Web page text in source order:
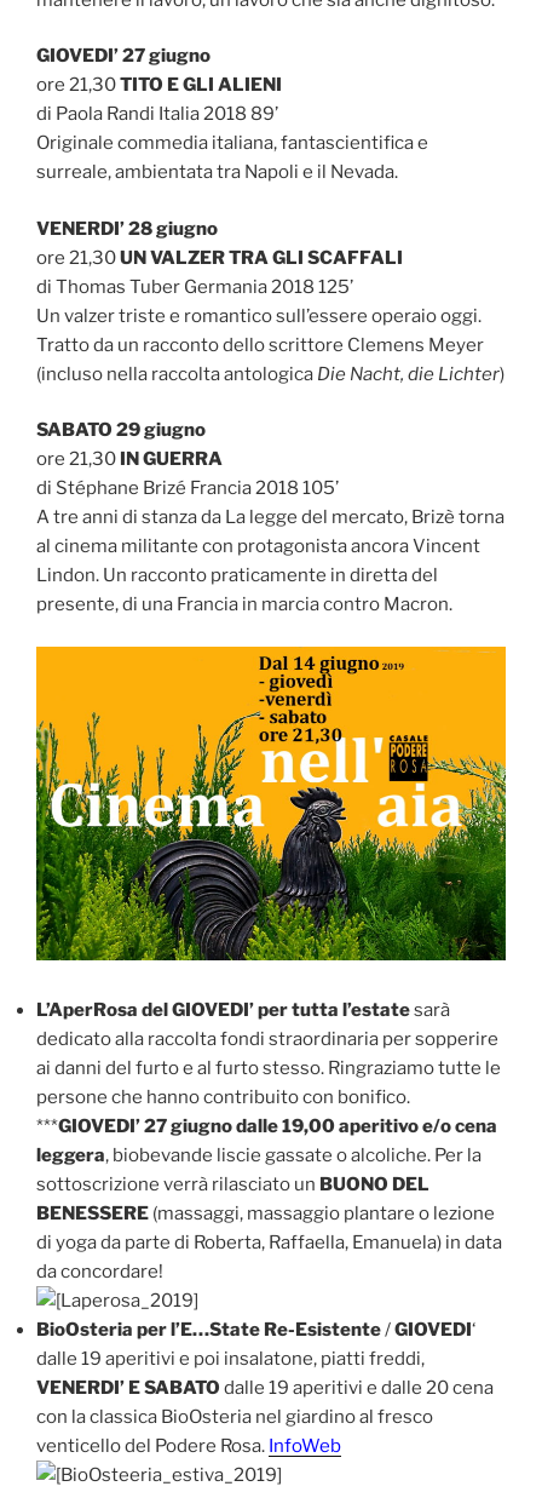
GIOVEDI’ 27 giugno
ore 21,30TITO E GLI ALIENI
di Paola Randi Italia 2018 89’
Originale commedia italiana, fantascientifica e
surreale, ambientata tra Napoli e il Nevada.
VENERDI’ 28 giugno
ore 21,30UN VALZER TRA GLI SCAFFALI
di Thomas Tuber Germania 2018 125’
Un valzer triste e romantico sull’essere operaio oggi.
Tratto da un racconto dello scrittore Clemens Meyer
(incluso nella raccolta antologica Die Nacht, die Lichter)
SABATO 29 giugno
ore 21,30
IN GUERRA
di Stéphane Brizé Francia 2018 105’
A tre anni di stanza da La legge del mercato, Brizè torna
al cinema militante con protagonista ancora Vincent
Lindon. Un racconto praticamente in diretta del
presente, di una Francia in marcia contro Macron.
L’AperRosa del GIOVEDI’ per tutta l’estatesarà
dedicato alla raccolta fondi straordinaria per sopperire
ai danni del furto e al furto stesso. Ringraziamo tutte le
persone che hanno contribuito con bonifico.
***GIOVEDI’ 27 giugno dalle 19,00 aperitivo e/o cena
leggera, biobevande liscie gassate o alcoliche. Per la
sottoscrizione verrà rilasciato un BUONO DEL
BENESSERE (massaggi, massaggio plantare o lezione
di yoga da parte di Roberta, Raffaella, Emanuela) in data
da concordare!
BioOsteria per l’E…State Re-Esistente/GIOVEDI‘
dalle 19 aperitivi e poi insalatone, piatti freddi,
VENERDI’ E SABATO dalle 19 aperitivi e dalle 20 cena
con la classica BioOsteria nel giardino al fresco
venticello del Podere Rosa. InfoWeb